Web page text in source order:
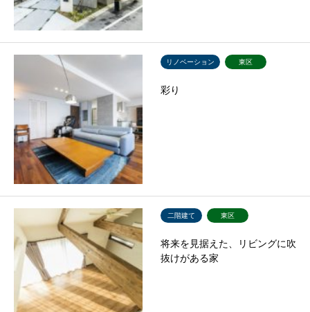
リノベーション 東区
彩り
二階建て 東区
将来を見据えた、リビングに吹
抜けがある家